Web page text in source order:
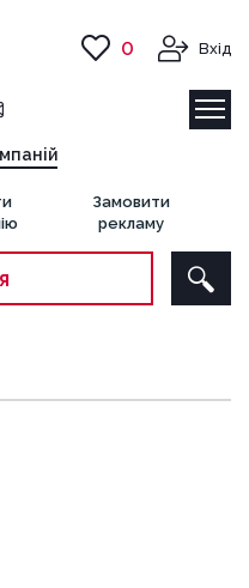
Замовити
рекламу
0 Вхід